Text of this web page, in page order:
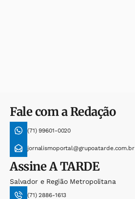
Fale com a Redação
(71) 99601-0020
jornalismoportal@grupoatarde.com.br
AssineA TARDE
Salvador e Região Metropolitana
(71) 2886-1613